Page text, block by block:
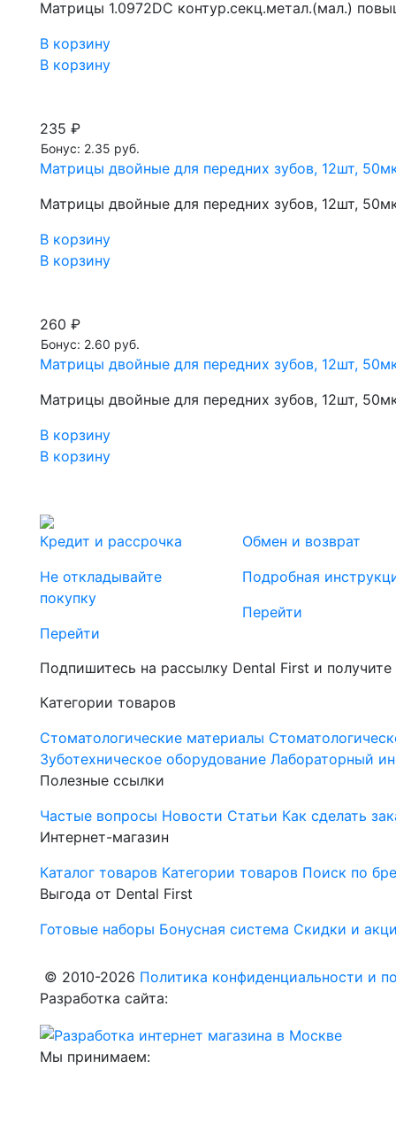
Матрицы 1.0972DC контур.секц.метал.(мал.)
В корзину
В корзину
235 ₽
Бонус: 2.35 руб.
Матрицы двойные для передних зубов, 12шт,
Матрицы двойные для передних зубов, 12шт,
В корзину
В корзину
260 ₽
Бонус: 2.60 руб.
Матрицы двойные для передних зубов, 12шт,
Матрицы двойные для передних зубов, 12шт,
В корзину
В корзину
Кредит и рассрочка
Не откладывайте
покупку
Перейти
Обмен и возврат
Подробная
Перейти
Подпишитесь на рассылку Dental First и
Категории товаров
Стоматологические материалы
Зуботехническое оборудование Лабораторный
Полезные ссылки
Частые вопросы Новости Статьи Как сделать
Интернет-магазин
Каталог товаров Категории товаров Поиск по
Выгода от Dental First
Готовые наборы Бонусная система Скидки и
© 2010-2026 Политика конфиденциальности и
Разработка сайта:
Мы принимаем: